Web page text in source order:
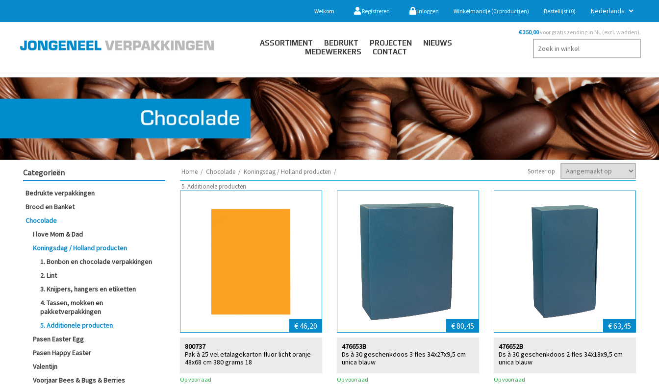
Welkom Registreren Inloggen Winkelmandje (0) product(en) Bestellijst (0)
ASSORTIMENT BEDRUKT PROJECTEN
NIEUWS
MEDEWERKERS
CONTACT
€ 350,00voor gratis zending in NL (excl. wadden).
Categorieën
Bedrukte verpakkingen
Brood en Banket
Chocolade
I love Mom & Dad
Koningsdag / Holland producten
1. Bonbon en chocolade verpakkingen
2. Lint
3. Knijpers, hangers en etiketten
4. Tassen, mokken en
pakketverpakkingen
5. Additionele producten
Pasen Easter Egg
Pasen Happy Easter
Valentijn
Voorjaar Bees & Bugs & Berries
Home / Chocolade / Koningsdag / Holland producten /
5. Additionele producten
Sorteer op
€ 46,20
Pak à 25 vel etalagekarton fluor licht oranje
48x68 cm 380 grams 18
800737
Op voorraad
€ 80,45
Ds à 30 geschenkdoos 3 fles 34x27x9,5 cm
unica blauw
476653B
Op voorraad
€ 63,45
Ds à 30 geschenkdoos 2 fles 34x18x9,5 cm
unica blauw
476652B
Op voorraad